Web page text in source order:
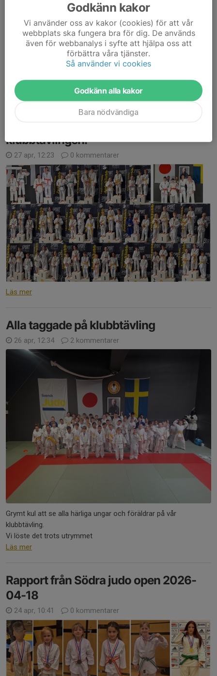
3 kommentarer
Terminen närmar sig slutet och innan vi går in i sommarträningar
så skall vi ha en traditionsenlig avslutning.
Vi siktar på att vara ute på sportfältet som tidigare den 8/6
Mer info kommer inom kort.
Läs mer
klubbtävlingen.
27 apr, 12:23 0 kommentarer
Läs mer
Alla taggade på klubbtävling
26 apr, 12:34 2 kommentarer
Grymt kul att se alla härliga ungar och föräldrar på vår
klubbtävling.
Vi löste det trots utrymmet
Läs mer
Rapport från Södra judo open 2026-
04-18
24 apr, 10:41 0 kommentarer
Godkänn kakor
Vi använder oss av kakor (cookies) för att vår
webbplats ska fungera bra för dig. De används
även för webbanalys i syfte att hjälpa oss att
förbättra våra tjänster.
Så använder vi cookies
Godkänn alla kakor
Bara nödvändiga